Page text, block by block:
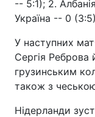
-- 5:1); 2.
Україна -- 0
У наступних
Сергія Реброва
грузинським
також з
Нідерланди